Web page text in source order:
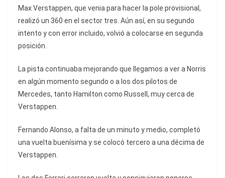
Max Verstappen, que venia para hacer la pole provisional,
realizó un 360 en el sector tres. Aún así, en su segundo
intento y con error incluido, volvió a colocarse en segunda
posición.
La pista continuaba mejorando que llegamos a ver a Norris
en algún momento segundo o a los dos pilotos de
Mercedes, tanto Hamilton como Russell, muy cerca de
Verstappen.
Fernando Alonso, a falta de un minuto y medio, completó
una vuelta buenísima y se colocó tercero a una décima de
Verstappen.